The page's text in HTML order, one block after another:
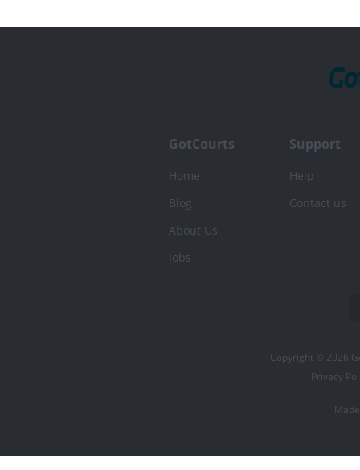
GotCourts
Home
Blog
About Us
Jobs
Support
Help
Contact us
Copyright © 2026
Privacy